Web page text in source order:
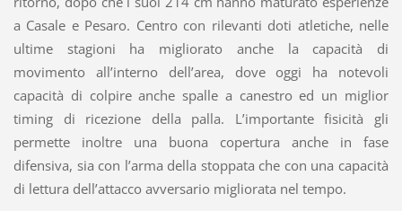
a Casale e Pesaro. Centro con rilevanti doti atletiche, nelle
ultime stagioni ha migliorato anche la capacità di
movimento all’interno dell’area, dove oggi ha notevoli
capacità di colpire anche spalle a canestro ed un miglior
timing di ricezione della palla. L’importante fisicità gli
permette inoltre una buona copertura anche in fase
difensiva, sia con l’arma della stoppata che con una capacità
di lettura dell’attacco avversario migliorata nel tempo.